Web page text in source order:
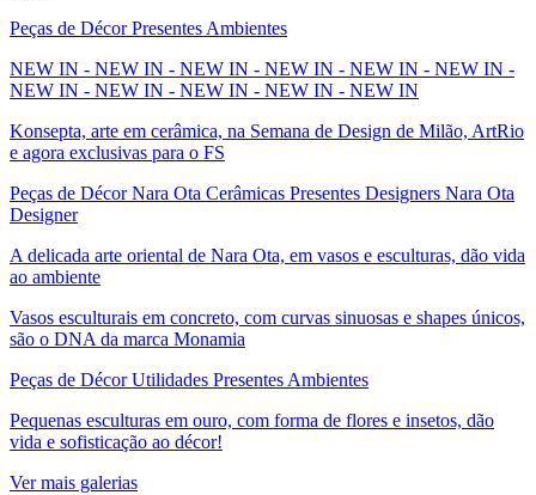
Peças de Décor Presentes Ambientes
NEW IN - NEW IN - NEW IN - NEW IN - NEW IN - NEW IN -
NEW IN - NEW IN - NEW IN - NEW IN - NEW IN
Konsepta, arte em cerâmica, na Semana de Design de Milão, ArtRio
e agora exclusivas para o FS
Peças de Décor Nara Ota Cerâmicas Presentes Designers Nara Ota
Designer
A delicada arte oriental de Nara Ota, em vasos e esculturas, dão vida
ao ambiente
Vasos esculturais em concreto, com curvas sinuosas e shapes únicos,
são o DNA da marca Monamia
Peças de Décor Utilidades Presentes Ambientes
Pequenas esculturas em ouro, com forma de flores e insetos, dão
vida e sofisticação ao décor!
Ver mais galerias